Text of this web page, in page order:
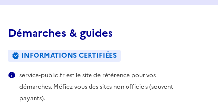
Démarches & guides
INFORMATIONS CERTIFIÉES
service-public.fr est le site de référence pour vos
démarches. Méfiez-vous des sites non officiels (souvent
payants).